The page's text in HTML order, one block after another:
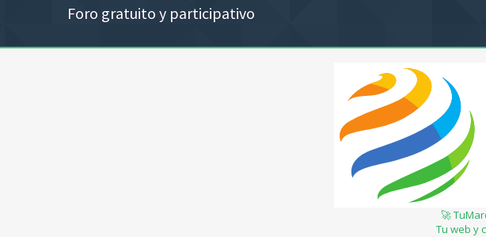
Foro gratuito y participativo
🚀
Tu web y